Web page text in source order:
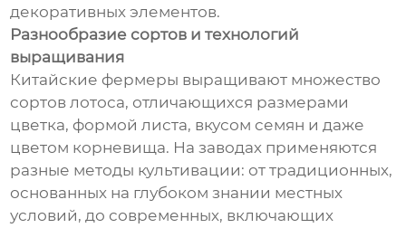
декоративных элементов.
Разнообразие сортов и технологий
выращивания
Китайские фермеры выращивают множество
сортов лотоса, отличающихся размерами
цветка, формой листа, вкусом семян и даже
цветом корневища. На заводах применяются
разные методы культивации: от традиционных,
основанных на глубоком знании местных
условий, до современных, включающих